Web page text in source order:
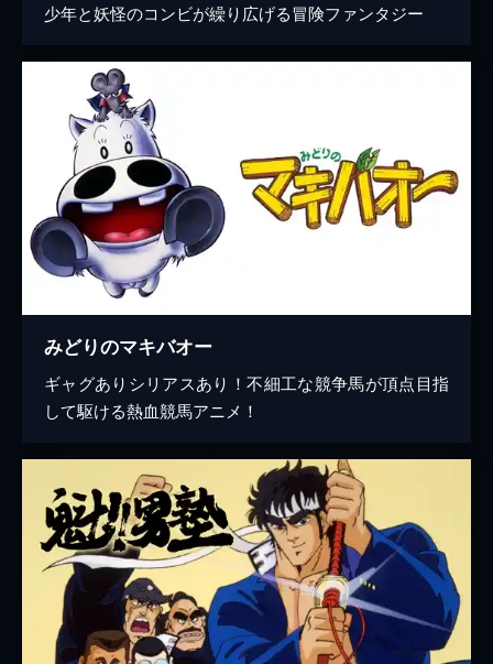
少年と妖怪のコンビが繰り広げる冒険ファンタジー
みどりのマキバオー
ギャグありシリアスあり！不細工な競争馬が頂点目指
して駆ける熱血競馬アニメ！